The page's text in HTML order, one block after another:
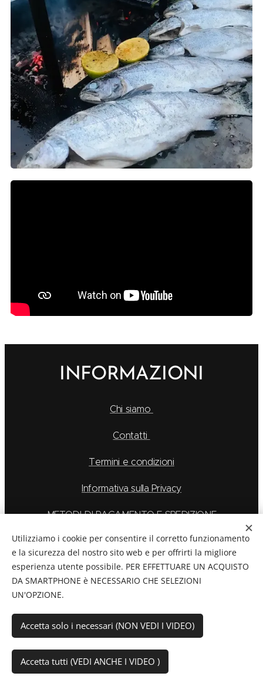
Aggiungi al carrello
INFORMAZIONI
Chi siamo
Contatti
Termini e condizioni
Informativa sulla Privacy
METODI DI PAGAMENTO E SPEDIZIONE
La Feu S.r.l. via Caduti Delle Alpi Apuane 6, Borgo San
Utilizziamo i cookie per consentire il corretto funzionamento
e la sicurezza del nostro sito web e per offrirti la migliore
esperienza utente possibile. PER EFFETTUARE UN ACQUISTO
DA SMARTPHONE è NECESSARIO CHE SELEZIONI
UN'OPZIONE.
Accetta solo i necessari (NON VEDI I VIDEO)
Accetta tutti (VEDI ANCHE I VIDEO )